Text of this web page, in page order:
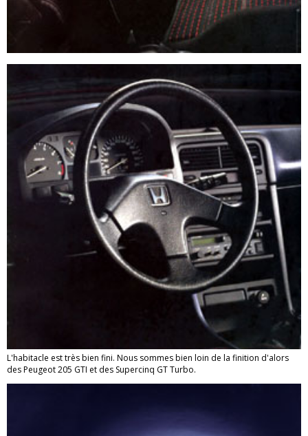
L'habitacle est très bien fini. Nous sommes bien loin de la finition d'alors
des Peugeot 205 GTI et des Supercinq GT Turbo.